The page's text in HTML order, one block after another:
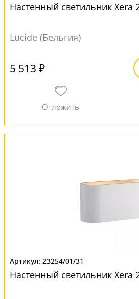
Настенный светильник Xera
Lucide (Бельгия)
5 513 ₽
23254/01/31
Настенный светильник Xera